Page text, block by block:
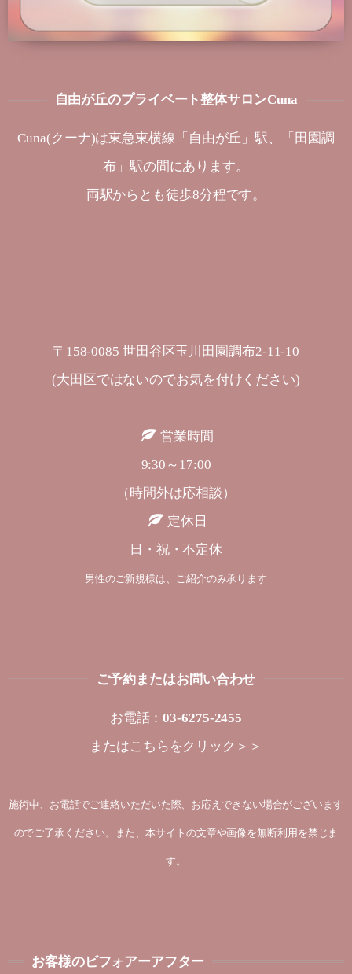
自由が丘のプライベート整体サロンCuna
Cuna(クーナ)は東急東横線「自由が丘」駅、「田園調
布」駅の間にあります。
両駅からとも徒歩8分程です。
〒158-0085 世田谷区玉川田園調布2-11-10
(大田区ではないのでお気を付けください)
営業時間
9:30～17:00
（時間外は応相談）
定休日
日・祝・不定休
男性のご新規様は、ご紹介のみ承ります
ご予約またはお問い合わせ
お電話：03-6275-2455
またはこちらをクリック＞＞
施術中、お電話でご連絡いただいた際、お応えできない場合がございます
のでご了承ください。また、本サイトの文章や画像を無断利用を禁じま
す。
お客様のビフォアーアフター